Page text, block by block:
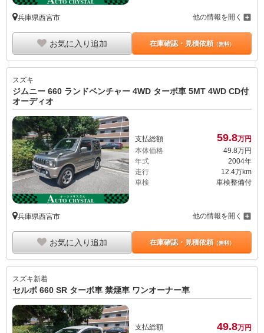
兵庫県西宮市 他の情報を開く
お気に入り追加 在庫確認・見積依頼（無料）
スズキ
ジムニー 660 ランドベンチャー 4WD ターボ車 5MT 4WD CD付
オーディオ
支払総額 59.8万円
本体価格
49.8万円
年式
2004年
走行
12.4万km
車検
車検整備付
兵庫県西宮市 他の情報を開く
お気に入り追加 在庫確認・見積依頼（無料）
スズキ新着
セルボ 660 SR ターボ車 禁煙車 ワンオーナー車
支払総額 49.8万円